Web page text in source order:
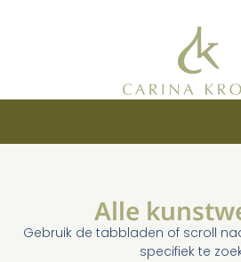
Alle
Gebruik de tabbladen of scroll
specifiek te